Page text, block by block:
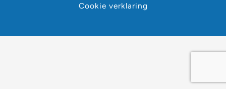
Cookie verklaring